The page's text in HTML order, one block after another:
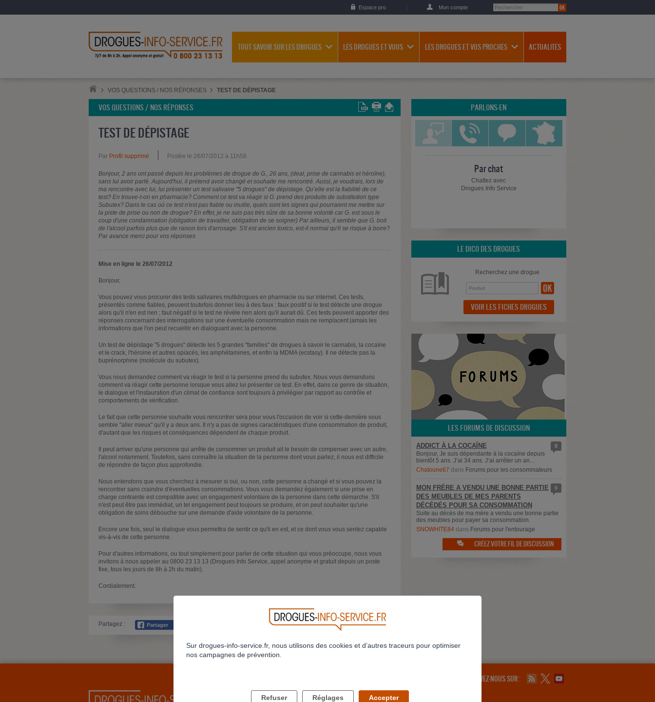
Espace pro Mon compte
TOUT SAVOIR SUR LES DROGUES LES DROGUES ET VOUS LES DROGUES ET VOS PROCHES ACTUALITES
VOS QUESTIONS / NOS RÉPONSES TEST DE DÉPISTAGE
VOS QUESTIONS / NOS RÉPONSES
TEST DE DÉPISTAGE
Par Profil supprimé Postée le 26/07/2012 à 11h58
Bonjour, 2 ans ont passé depuis les problèmes de drogue de G., 26 ans, (deal, prise de cannabis et héroïne),
sans lui avoir parlé. Aujourd'hui, il prétend avoir changé et souhaite me rencontré. Aussi, je voudrais, lors de
ma rencontre avec lui, lui présenter un test salivaire "5 drogues" de dépistage. Qu’elle est la fiabilité de ce
test? En trouve-t-on en pharmacie? Comment ce test va réagir si G. prend des produits de substitution type
Subutex? Dans le cas où ce test n'est pas fiable ou inutile, quels sont les signes qui pourraient me mettre sur
la piste de prise ou non de drogue? En effet, je ne suis pas très sûre de sa bonne volonté car G. est sous le
coup d'une condamnation (obligation de travailler, obligation de se soigner) Par ailleurs, il semble que G. boit
de l'alcool parfois plus que de raison lors d'arrosage. S'il est ancien toxico, est-il normal qu'il se risque à boire?
Par avance merci pour vos réponses
Mise en ligne le 26/07/2012
Bonjour,
Vous pouvez vous procurer des tests salivaires multidrogues en pharmacie ou sur internet. Ces tests,
présentés comme fiables, peuvent toutefois donner lieu à des faux : faux positif si le test détecte une drogue
alors qu'il n'en est rien ; faut négatif si le test ne révèle rien alors qu'il aurait dû. Ces tests peuvent apporter des
réponses concernant des interrogations sur une éventuelle consommation mais ne remplacent jamais les
informations que l'on peut recueillir en dialoguant avec la personne.
Un test de dépistage "5 drogues" détecte les 5 grandes "familles" de drogues à savoir le cannabis, la cocaïne
et le crack, l'héroine et autres opiacés, les amphétamines, et enfin la MDMA (ecstasy). Il ne détecte pas la
buprénorphine (molécule du subutex).
Vous nous demandez comment va réagir le test si la personne prend du subutex. Nous vous demandons
comment va réagir cette personne lorsque vous allez lui présenter ce test. En effet, dans ce genre de situation,
le dialogue et l'instauration d'un climat de confiance sont toujours à privilégier par rapport au contrôle et
comportements de vérification.
Le fait que cette personne souhaite vous rencontrer sera pour vous l'occasion de voir si cette-dernière vous
semble "aller mieux" qu'il y a deux ans. Il n'y a pas de signes caractéristiques d'une consommation de produit,
d'autant que les risques et conséquences dépendent de chaque produit.
Il peut arriver qu'une personne qui arrête de consommer un produit ait le besoin de compenser avec un autre,
l'alcool notamment. Toutefois, sans connaître la situation de la personne dont vous parlez, il nous est difficile
de répondre de façon plus approfondie.
Nous entendons que vous cherchez à mesurer si oui, ou non, cette personne a changé et si vous pouvez la
rencontrer sans craindre d'éventuelles consommations. Vous vous demandez également si une prise en
charge contrainte est compatible avec un engagement volontaire de la personne dans cette démarche. S'il
n'est peut être pas immédiat, un tel engagement peut toujours se produire, et on peut souhaiter qu'une
obligation de soins débouche sur une demande d'aide volontaire de la personne.
Encore une fois, seul le dialogue vous permettra de sentir ce qu'il en est, et ce dont vous vous sentez capable
vis-à-vis de cette personne.
Pour d'autres informations, ou tout simplement pour parler de cette situation qui vous préoccupe, nous vous
invitons à nous appeler au 0800 23 13 13 (Drogues Info Service, appel anonyme et gratuit depuis un poste
fixe, tous les jours de 8h à 2h du matin).
Cordialement.
Partagez :
PARLONS-EN
Par chat
Chattez avec
Drogues Info Service
LE DICO DES DROGUES
Recherchez une drogue
VOIR LES FICHES DROGUES
LES FORUMS DE DISCUSSION
8
ADDICT À LA COCAÏNE
Bonjour, Je suis dépendante à la cocaïne depuis
bientôt 5 ans. J’ai 34 ans. J’ai arrêter un an...
Chatoune67 dans Forums pour les consommateurs
0
MON FRÈRE A VENDU UNE BONNE PARTIE
DES MEUBLES DE MES PARENTS
DÉCÉDÉS POUR SA CONSOMMATION
Suite au décès de ma mère a vendu une bonne partie
des meubles pour payer sa consommation.
SNOWHITE84dans Forums pour l'entourage
 CRÉEZ VOTRE FIL DE DISCUSSION
SUIVEZ-NOUS SUR :
Sur drogues-info-service.fr, nous utilisons des cookies et d’autres traceurs pour optimiser
nos campagnes de prévention.
Refuser Réglages Accepter